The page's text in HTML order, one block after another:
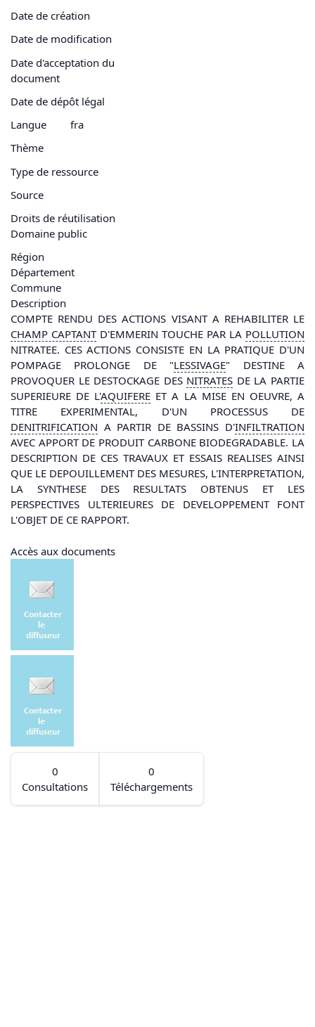
Date de création
Date de modification
Date d'acceptation du
document
Date de dépôt légal
Langue
fra
Thème
Type de ressource
Source
Droits de réutilisation
Domaine public
Région
Département
Commune
Description
COMPTE RENDU DES ACTIONS VISANT A REHABILITER LE
CHAMP CAPTANTD'EMMERIN TOUCHE PAR LA POLLUTION
NITRATEE. CES ACTIONS CONSISTE EN LA PRATIQUE D'UN
POMPAGE PROLONGE DE "LESSIVAGE" DESTINE A
PROVOQUER LE DESTOCKAGE DES NITRATES DE LA PARTIE
SUPERIEURE DE L'AQUIFERE ET A LA MISE EN OEUVRE, A
TITRE EXPERIMENTAL, D'UN PROCESSUS DE
DENITRIFICATION A PARTIR DE BASSINS D'INFILTRATION
AVEC APPORT DE PRODUIT CARBONE BIODEGRADABLE. LA
DESCRIPTION DE CES TRAVAUX ET ESSAIS REALISES AINSI
QUE LE DEPOUILLEMENT DES MESURES, L'INTERPRETATION,
LA SYNTHESE DES RESULTATS OBTENUS ET LES
PERSPECTIVES ULTERIEURES DE DEVELOPPEMENT FONT
L'OBJET DE CE RAPPORT.
Accès aux documents
0
Consultations
0
Téléchargements